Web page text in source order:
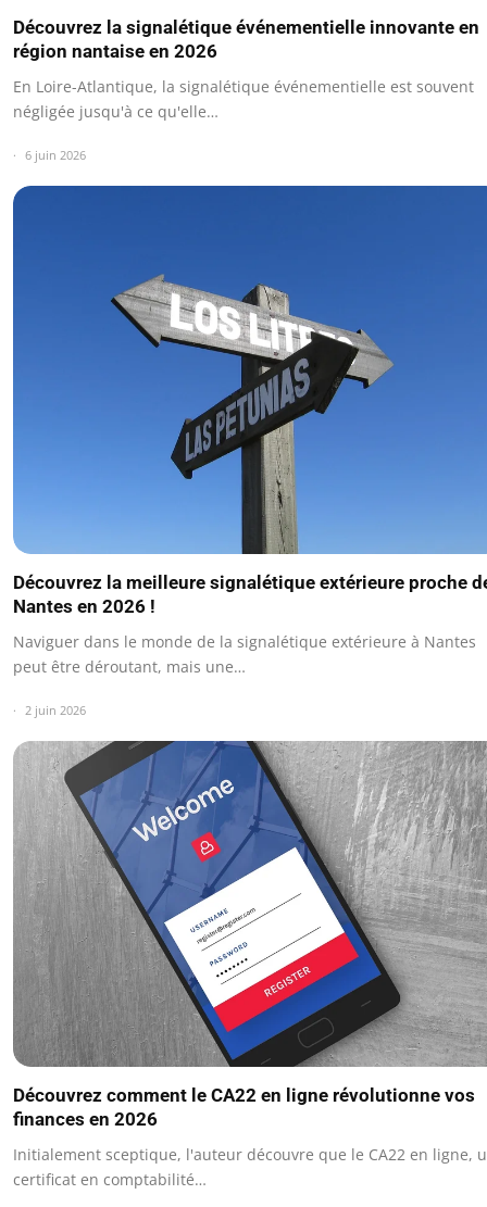
Découvrez la signalétique événementielle innovante en
région nantaise en 2026
En Loire-Atlantique, la signalétique événementielle est souvent
négligée jusqu'à ce qu'elle…
6 juin 2026
Découvrez la meilleure signalétique extérieure proche
Nantes en 2026 !
Naviguer dans le monde de la signalétique extérieure à Nantes
peut être déroutant, mais une…
2 juin 2026
Découvrez comment le CA22 en ligne révolutionne vos
finances en 2026
Initialement sceptique, l'auteur découvre que le CA22 en ligne,
certificat en comptabilité…